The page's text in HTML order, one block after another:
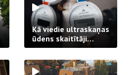
Kā viedie ultraskaņas
ūdens skaitītāji
strādā praksē